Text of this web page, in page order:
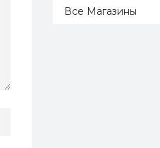
Все Магазины